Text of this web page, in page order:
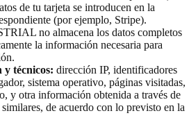
de tu tarjeta se introducen en la
(por ejemplo, Stripe).
no almacena los datos completos
la información necesaria para
y técnicos: dirección IP, identificadores
sistema operativo, páginas visitadas,
y otra información obtenida a través de
de acuerdo con lo previsto en la